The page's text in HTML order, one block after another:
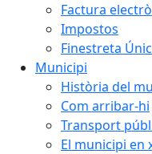
Factura
Impostos
Finestreta
Municipi
Història del
Com arribar-hi
Transport
El municipi en